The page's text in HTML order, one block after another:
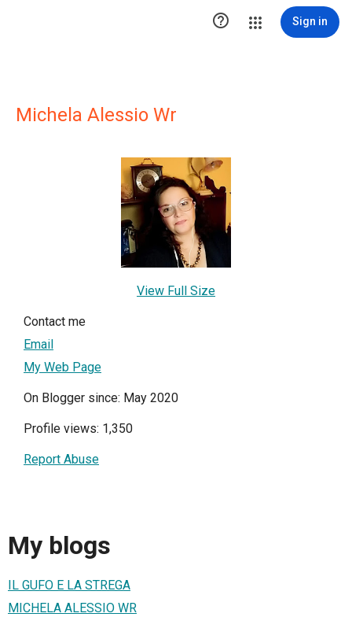
 Sign in
Michela Alessio Wr
View Full Size
Contact me
Email
My Web Page
On Blogger since: May 2020
Profile views: 1,350
Report Abuse
My blogs
IL GUFO E LA STREGA
MICHELA ALESSIO WR